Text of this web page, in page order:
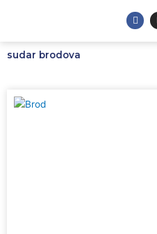
F
a
e
sudar brodova